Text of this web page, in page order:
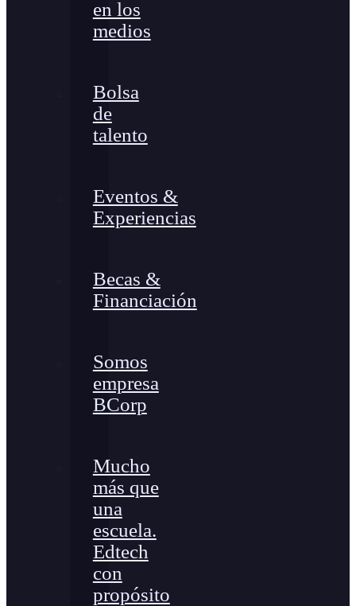
en los
medios
Bolsa
de
talento
Eventos &
Experiencias
Becas &
Financiación
Somos
empresa
BCorp
Mucho
más que
una
escuela.
Edtech
con
propósito